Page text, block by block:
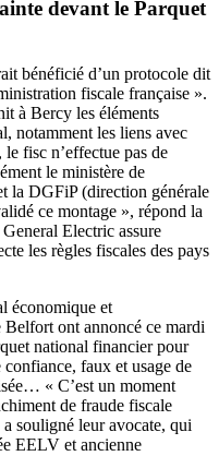
devant le Parquet
bénéficié d’un protocole dit
fiscale française ».
à Bercy les éléments
notamment les liens avec
fisc n’effectue pas de
le ministère de
la DGFiP (direction générale
ce montage », répond la
Electric assure
les règles fiscales des pays
économique et
ont annoncé ce mardi
national financier pour
faux et usage de
« C’est un moment
de fraude fiscale
souligné leur avocate, qui
EELV et ancienne